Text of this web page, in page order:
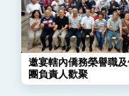
外交部長
策略小組
民調顯示
「總合外
總統以「
年談話
邀宴轄內僑務榮譽職
團負責人歡聚